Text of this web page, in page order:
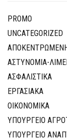
PROMO
UNCATEGORIZED
ΑΣΤΥΝΟΜΙΑ-
ΑΣΦΑΛΙΣΤΙΚΑ
ΕΡΓΑΣΙΑΚΑ
ΟΙΚΟΝΟΜΙΚΑ
ΥΠΟΥΡΓΕΙΟ
ΥΠΟΥΡΓΕΙΟ